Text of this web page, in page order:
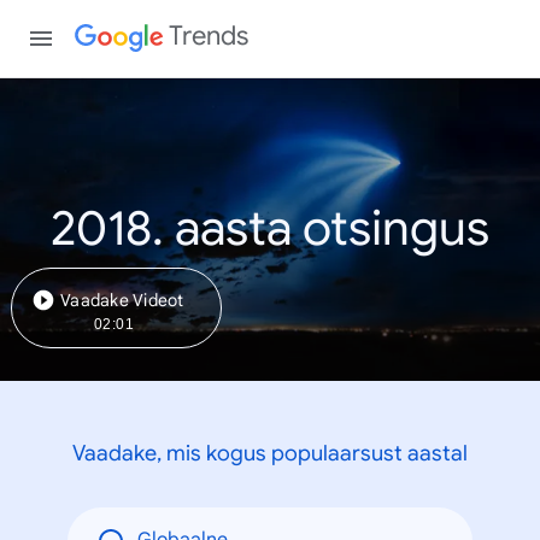
Trends
2018. aasta otsingus
Vaadake Videot
02:01
Vaadake, mis kogus populaarsust aastal